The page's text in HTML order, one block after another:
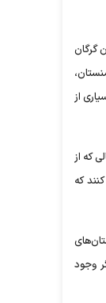
گرگان
ترکمنستان،
از
در حالی که از
استان زندگی می کنند که
وجود